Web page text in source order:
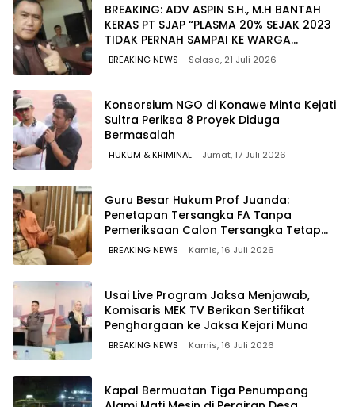
BREAKING: ADV ASPIN S.H., M.H BANTAH
KERAS PT SJAP “PLASMA 20% SEJAK 2023
TIDAK PERNAH SAMPAI KE WARGA
WAWOONE!
BREAKING NEWS Selasa, 21 Juli 2026
Konsorsium NGO di Konawe Minta Kejati
Sultra Periksa 8 Proyek Diduga
Bermasalah ‎
HUKUM & KRIMINAL Jumat, 17 Juli 2026
Guru Besar Hukum Prof Juanda:
Penetapan Tersangka FA Tanpa
Pemeriksaan Calon Tersangka Tetap
Sah Secara Hukum
BREAKING NEWS Kamis, 16 Juli 2026
Usai Live Program Jaksa Menjawab,
Komisaris MEK TV Berikan Sertifikat
Penghargaan ke Jaksa Kejari Muna
BREAKING NEWS Kamis, 16 Juli 2026
Kapal Bermuatan Tiga Penumpang